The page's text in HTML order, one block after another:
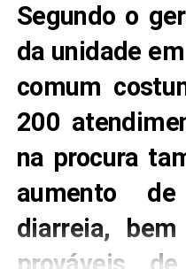
Segundo o
da unidade
comum
200
na procura
aumento
diarreia,